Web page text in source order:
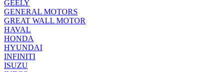
GEELY
GENERAL MOTORS
GREAT WALL MOTOR
HAVAL
HONDA
HYUNDAI
INFINITI
ISUZU